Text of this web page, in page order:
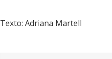
Texto: Adriana Martell